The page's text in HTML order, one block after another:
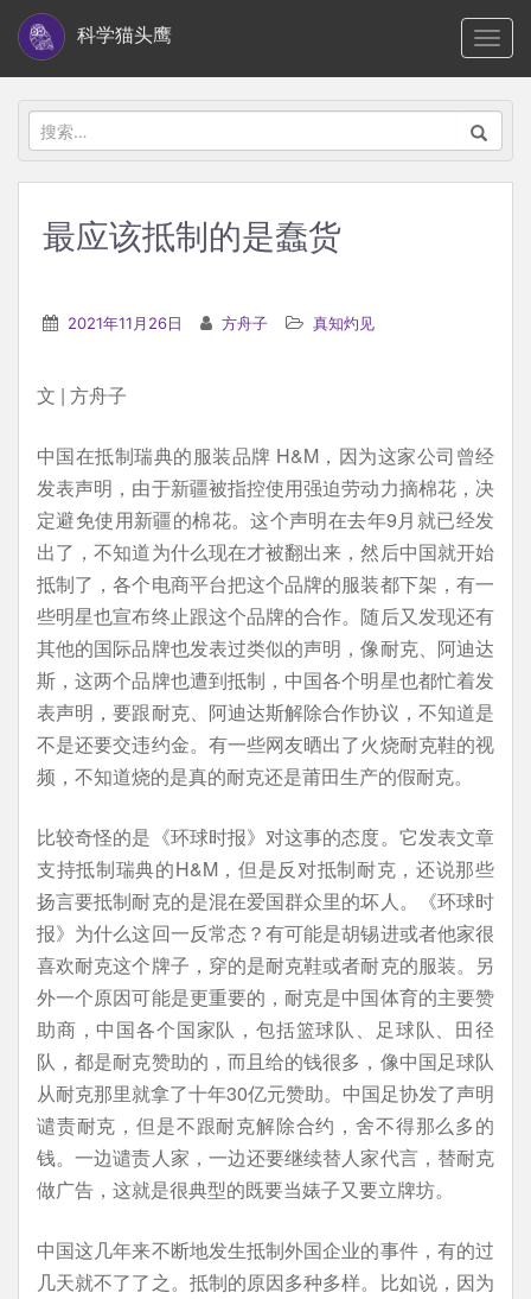
i
科学猫头鹰
搜
索：
最应该抵制的是蠢货
2021年11月26日 方舟子 真知灼见
文 | 方舟子
中国在抵制瑞典的服装品牌 H&M，因为这家公司曾经
发表声明，由于新疆被指控使用强迫劳动力摘棉花，决
定避免使用新疆的棉花。这个声明在去年9月就已经发
出了，不知道为什么现在才被翻出来，然后中国就开始
抵制了，各个电商平台把这个品牌的服装都下架，有一
些明星也宣布终止跟这个品牌的合作。随后又发现还有
其他的国际品牌也发表过类似的声明，像耐克、阿迪达
斯，这两个品牌也遭到抵制，中国各个明星也都忙着发
表声明，要跟耐克、阿迪达斯解除合作协议，不知道是
不是还要交违约金。有一些网友晒出了火烧耐克鞋的视
频，不知道烧的是真的耐克还是莆田生产的假耐克。
比较奇怪的是《环球时报》对这事的态度。它发表文章
支持抵制瑞典的H&M，但是反对抵制耐克，还说那些
扬言要抵制耐克的是混在爱国群众里的坏人。《环球时
报》为什么这回一反常态？有可能是胡锡进或者他家很
喜欢耐克这个牌子，穿的是耐克鞋或者耐克的服装。另
外一个原因可能是更重要的，耐克是中国体育的主要赞
助商，中国各个国家队，包括篮球队、足球队、田径
队，都是耐克赞助的，而且给的钱很多，像中国足球队
从耐克那里就拿了十年30亿元赞助。中国足协发了声明
谴责耐克，但是不跟耐克解除合约，舍不得那么多的
钱。一边谴责人家，一边还要继续替人家代言，替耐克
做广告，这就是很典型的既要当婊子又要立牌坊。
中国这几年来不断地发生抵制外国企业的事件，有的过
几天就不了了之。抵制的原因多种多样。比如说，因为